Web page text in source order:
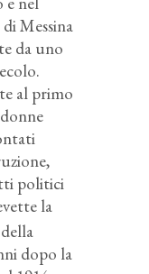
Messina
da uno
al primo
politici
la
dopo la